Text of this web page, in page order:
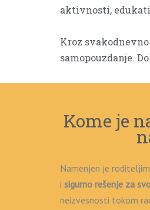
aktivnosti,
Kroz
samopouzdanje.
Kome je
Namenjen je
i sigurno rešenje za
neizvesnosti tokom